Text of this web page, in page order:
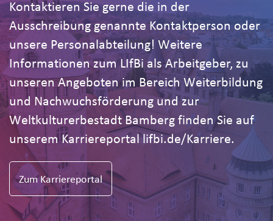
Kontaktieren Sie gerne die in der
Ausschreibung genannte Kontaktperson oder
unsere Personalabteilung! Weitere
Informationen zum LIfBi als Arbeitgeber, zu
unseren Angeboten im Bereich Weiterbildung
und Nachwuchsförderung und zur
Weltkulturerbestadt Bamberg finden Sie auf
unserem Karriereportal lifbi.de/Karriere.
Zum Karriereportal